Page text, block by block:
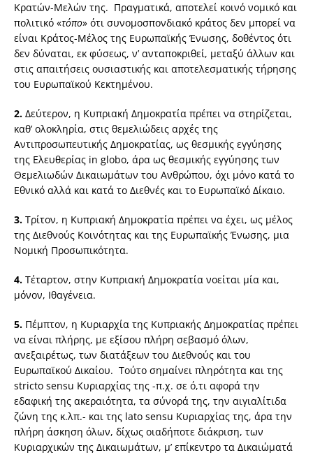
Κρατών-Μελών της. Πραγματικά, αποτελεί κοινό νομικό και
πολιτικό «τόπο» ότι συνομοσπονδιακό κράτος δεν μπορεί να
είναι Κράτος-Μέλος της Ευρωπαϊκής Ένωσης, δοθέντος ότι
δεν δύναται, εκ φύσεως, ν’ ανταποκριθεί, μεταξύ άλλων και
στις απαιτήσεις ουσιαστικής και αποτελεσματικής τήρησης
του Ευρωπαϊκού Κεκτημένου.
2. Δεύτερον, η Κυπριακή Δημοκρατία πρέπει να στηρίζεται,
καθ’ ολοκληρία, στις θεμελιώδεις αρχές της
Αντιπροσωπευτικής Δημοκρατίας, ως θεσμικής εγγύησης
της Ελευθερίας in globo, άρα ως θεσμικής εγγύησης των
Θεμελιωδών Δικαιωμάτων του Ανθρώπου, όχι μόνο κατά το
Εθνικό αλλά και κατά το Διεθνές και το Ευρωπαϊκό Δίκαιο.
3. Τρίτον, η Κυπριακή Δημοκρατία πρέπει να έχει, ως μέλος
της Διεθνούς Κοινότητας και της Ευρωπαϊκής Ένωσης, μια
Νομική Προσωπικότητα.
4. Τέταρτον, στην Κυπριακή Δημοκρατία νοείται μία και,
μόνον, Ιθαγένεια.
5. Πέμπτον, η Κυριαρχία της Κυπριακής Δημοκρατίας πρέπει
να είναι πλήρης, με εξίσου πλήρη σεβασμό όλων,
ανεξαιρέτως, των διατάξεων του Διεθνούς και του
Ευρωπαϊκού Δικαίου. Τούτο σημαίνει πληρότητα και της
stricto sensu Κυριαρχίας της -π.χ. σε ό,τι αφορά την
εδαφική της ακεραιότητα, τα σύνορά της, την αιγιαλίτιδα
ζώνη της κ.λπ.- και της lato sensu Κυριαρχίας της, άρα την
πλήρη άσκηση όλων, δίχως οιαδήποτε διάκριση, των
Κυριαρχικών της Δικαιωμάτων, μ’ επίκεντρο τα Δικαιώματά